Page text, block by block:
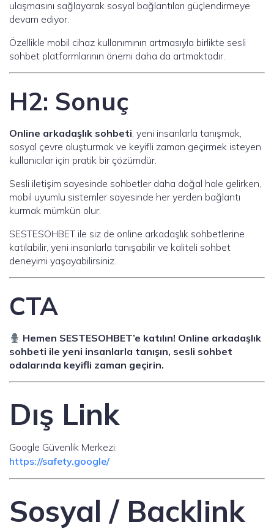
ulaşmasını sağlayarak sosyal bağlantıları güçlendirmeye
devam ediyor.
Özellikle mobil cihaz kullanımının artmasıyla birlikte sesli
sohbet platformlarının önemi daha da artmaktadır.
H2: Sonuç
Online arkadaşlık sohbeti, yeni insanlarla tanışmak,
sosyal çevre oluşturmak ve keyifli zaman geçirmek isteyen
kullanıcılar için pratik bir çözümdür.
Sesli iletişim sayesinde sohbetler daha doğal hale gelirken,
mobil uyumlu sistemler sayesinde her yerden bağlantı
kurmak mümkün olur.
SESTESOHBET ile siz de online arkadaşlık sohbetlerine
katılabilir, yeni insanlarla tanışabilir ve kaliteli sohbet
deneyimi yaşayabilirsiniz.
CTA
Hemen SESTESOHBET’e katılın! Online arkadaşlık
sohbeti ile yeni insanlarla tanışın, sesli sohbet
odalarında keyifli zaman geçirin.
Dış Link
Google Güvenlik Merkezi:
https://safety.google/
Sosyal / Backlink